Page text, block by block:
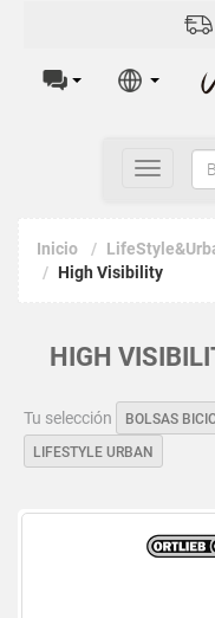
Toggle
Inicio
High Visibility
HIGH
Tu selección BOLSAS
LIFESTYLE URBAN